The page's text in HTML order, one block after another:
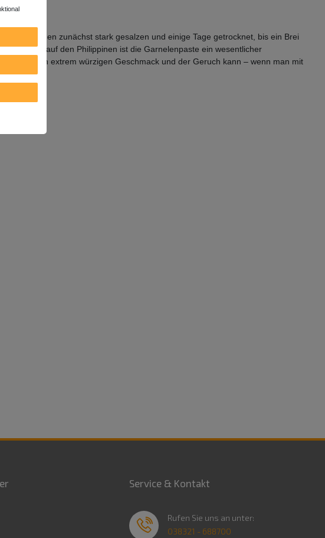
werden zunächst stark gesalzen und einige Tage getrocknet, bis ein Brei
und auf den Philippinen ist die Garnelenpaste ein wesentlicher
hat einen extrem würzigen Geschmack und der Geruch kann – wenn man mit
Service & Kontakt
Rufen Sie uns an unter:
038321 - 688700